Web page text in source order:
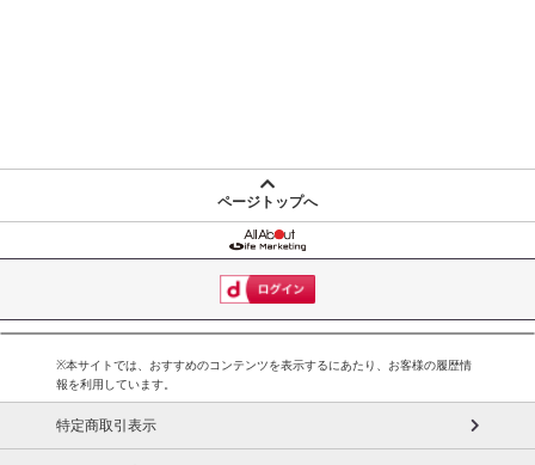
ページトップへ
※本サイトでは、おすすめのコンテンツを表示するにあたり、お客様の履歴情
報を利用しています。
特定商取引表示